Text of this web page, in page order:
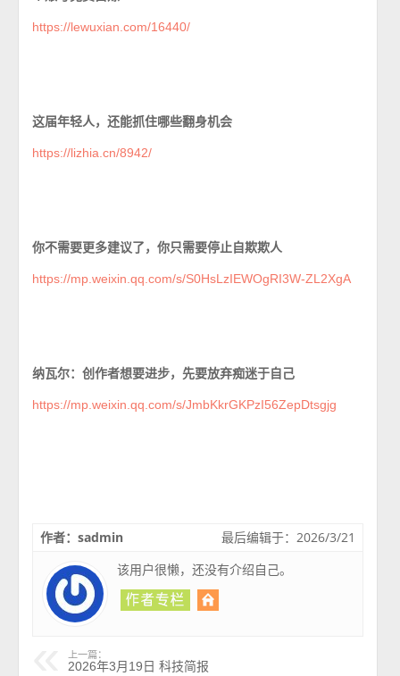
https://lewuxian.com/16440/
这届年轻人，还能抓住哪些翻身机会
https://lizhia.cn/8942/
你不需要更多建议了，你只需要停止自欺欺人
https://mp.weixin.qq.com/s/S0HsLzIEWOgRI3W-ZL2XgA
纳瓦尔：创作者想要进步，先要放弃痴迷于自己
https://mp.weixin.qq.com/s/JmbKkrGKPzI56ZepDtsgjg
最后编辑于：2026/3/21
作者：sadmin
该用户很懒，还没有介绍自己。
上一篇：
2026年3月19日 科技简报